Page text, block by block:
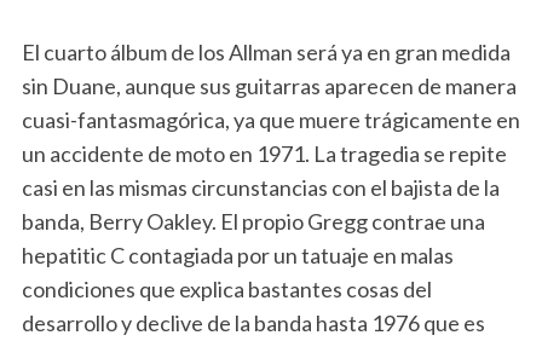
El cuarto álbum de los Allman será ya en gran medida
sin Duane, aunque sus guitarras aparecen de manera
cuasi-fantasmagórica, ya que muere trágicamente en
un accidente de moto en 1971. La tragedia se repite
casi en las mismas circunstancias con el bajista de la
banda, Berry Oakley. El propio Gregg contrae una
hepatitic C contagiada por un tatuaje en malas
condiciones que explica bastantes cosas del
desarrollo y declive de la banda hasta 1976 que es